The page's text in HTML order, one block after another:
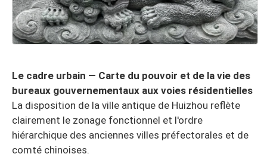
Le cadre urbain — Carte du pouvoir et de la vie des
bureaux gouvernementaux aux voies résidentielles
La disposition de la ville antique de Huizhou reflète
clairement le zonage fonctionnel et l'ordre
hiérarchique des anciennes villes préfectorales et de
comté chinoises.